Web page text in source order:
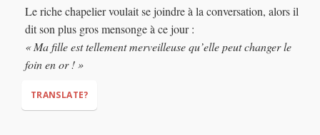
"My son is so smart that he teaches his teachers!"
"My cat is so clever that he fetches
Le riche chapelier voulait se joindre à la conversation, alors il
dit son plus gros mensonge à ce jour :
« Ma fille est tellement merveilleuse qu’elle peut changer le
foin en or ! »
TRANSLATE?